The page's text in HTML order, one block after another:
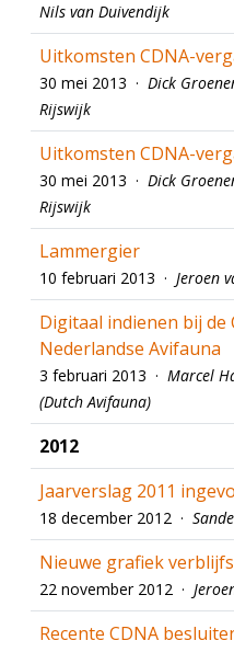
Nils van Duivendijk
Uitkomsten CDNA-
30 mei 2013 · Dick
Rijswijk
Uitkomsten CDNA-
30 mei 2013 · Dick
Rijswijk
Lammergier
10 februari 2013 · Jeroen
Digitaal indienen bij de
Nederlandse Avifauna
3 februari 2013 · Marcel
(Dutch Avifauna)
2012
Jaarverslag 2011
18 december 2012 ·
Nieuwe grafiek
22 november 2012 ·
Recente CDNA